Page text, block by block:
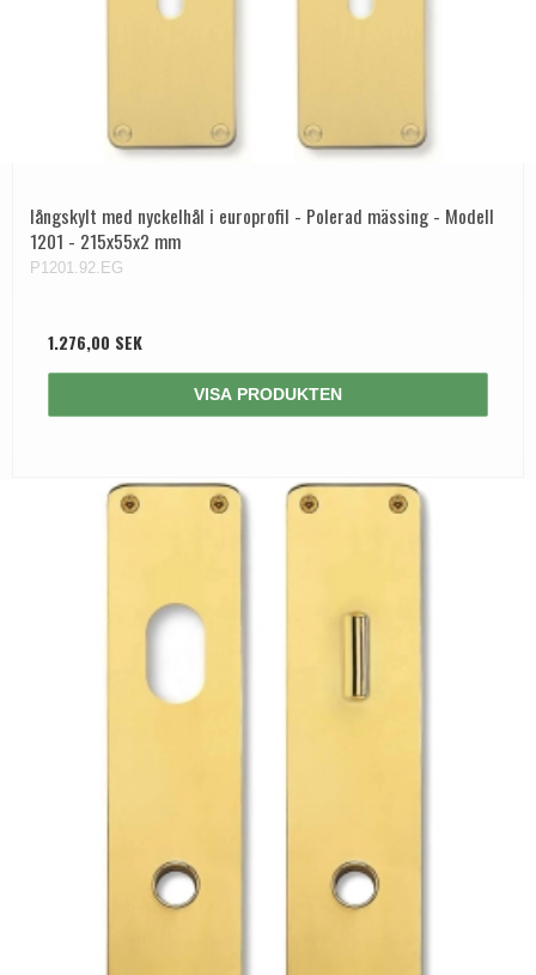
långskylt med nyckelhål i europrofil - Polerad mässing - Modell
1201 - 215x55x2 mm
P1201.92.EG
1.276,00 SEK
VISA PRODUKTEN